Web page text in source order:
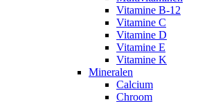
Vitamine B-12
Vitamine C
Vitamine D
Vitamine E
Vitamine K
Mineralen
Calcium
Chroom